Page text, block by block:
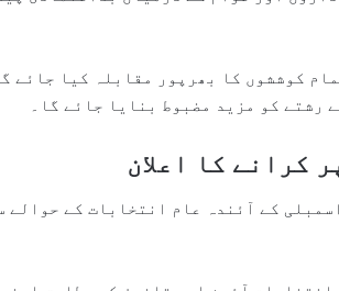
کوششوں کا بھرپور مقابلہ کیا جائے
رشتے کو مزید مضبوط بنایا جائے گا۔
کرانے کا اعلان
کے آئندہ عام انتخابات کے حوالے